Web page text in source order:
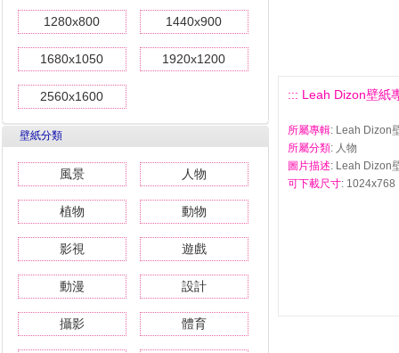
1280x800 1440x900
1680x1050 1920x1200
2560x1600
壁紙分類
風景 人物
植物 動物
影視 遊戲
動漫 設計
攝影 體育
::: Leah Dizon壁紙
所屬專輯: Leah Dizon
所屬分類: 人物
圖片描述: Leah Dizon
可下載尺寸: 1024x768